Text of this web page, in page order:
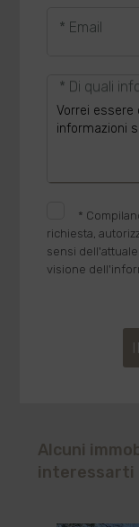
* Email
* Di quali
*
richiesta,
sensi
visione
Alcuni
interessarti